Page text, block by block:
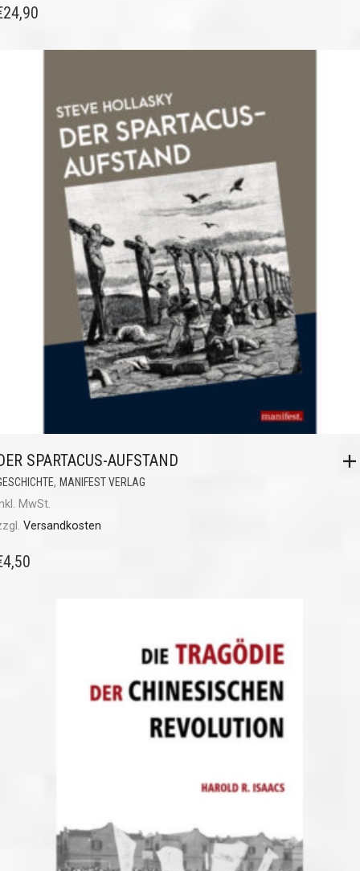
24,90
SPARTACUS-AUFSTAND
, MANIFEST VERLAG
MwSt.
Versandkosten
4,50